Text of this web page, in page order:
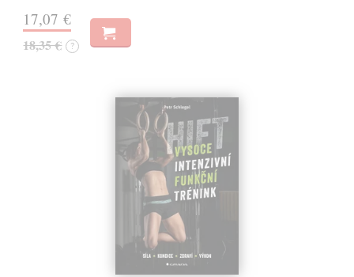
17,07 €
18,35 € ?